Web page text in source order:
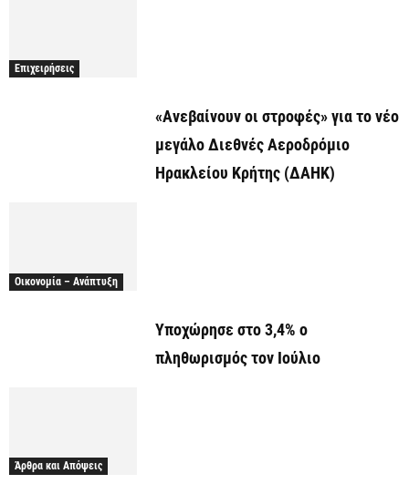
Επιχειρήσεις
«Ανεβαίνουν οι στροφές» για το νέο
μεγάλο Διεθνές Αεροδρόμιο
Ηρακλείου Κρήτης (ΔΑΗΚ)
Οικονομία – Ανάπτυξη
Υποχώρησε στο 3,4% ο
πληθωρισμός τον Ιούλιο
Άρθρα και Απόψεις